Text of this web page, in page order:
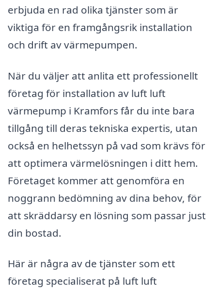
erbjuda en rad olika tjänster som är
viktiga för en framgångsrik installation
och drift av värmepumpen.
När du väljer att anlita ett professionellt
företag för installation av luft luft
värmepump i Kramfors får du inte bara
tillgång till deras tekniska expertis, utan
också en helhetssyn på vad som krävs för
att optimera värmelösningen i ditt hem.
Företaget kommer att genomföra en
noggrann bedömning av dina behov, för
att skräddarsy en lösning som passar just
din bostad.
Här är några av de tjänster som ett
företag specialiserat på luft luft